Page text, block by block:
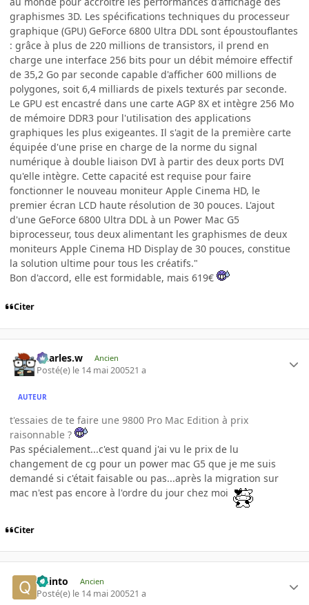
graphismes 3D. Les spécifications techniques du processeur
graphique (GPU) GeForce 6800 Ultra DDL sont époustouflantes
: grâce à plus de 220 millions de transistors, il prend en
charge une interface 256 bits pour un débit mémoire effectif
de 35,2 Go par seconde capable d'afficher 600 millions de
polygones, soit 6,4 milliards de pixels texturés par seconde.
Le GPU est encastré dans une carte AGP 8X et intègre 256 Mo
de mémoire DDR3 pour l'utilisation des applications
graphiques les plus exigeantes. Il s'agit de la première carte
équipée d'une prise en charge de la norme du signal
numérique à double liaison DVI à partir des deux ports DVI
qu'elle intègre. Cette capacité est requise pour faire
fonctionner le nouveau moniteur Apple Cinema HD, le
premier écran LCD haute résolution de 30 pouces. L'ajout
d'une GeForce 6800 Ultra DDL à un Power Mac G5
biprocesseur, tous deux alimentant les graphismes de deux
moniteurs Apple Cinema HD Display de 30 pouces, constitue
la solution ultime pour tous les créatifs."
Bon d'accord, elle est formidable, mais 619€
Citer
Charles.w Ancien
Posté(e) le 14 mai 200521 a
AUTEUR
t'essaies de te faire une 9800 Pro Mac Edition à prix
raisonnable ?
Pas spécialement...c'est quand j'ai vu le prix de lu
changement de cg pour un power mac G5 que je me suis
demandé si c'était faisable ou pas...après la migration sur
mac n'est pas encore à l'ordre du jour chez moi
Citer
quinto Ancien
Posté(e) le 14 mai 200521 a